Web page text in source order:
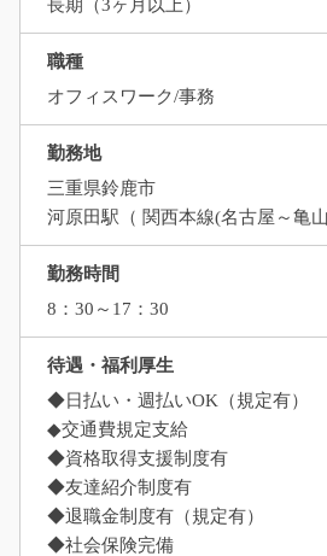
長期（3ヶ月以上）
職種
オフィスワーク/事務
勤務地
三重県鈴鹿市
河原田駅（ 関西本線(名古屋～亀
勤務時間
8：30～17：30
待遇・福利厚生
◆日払い・週払いOK（規定有）
◆交通費規定支給
◆資格取得支援制度有
◆友達紹介制度有
◆退職金制度有（規定有）
◆社会保険完備